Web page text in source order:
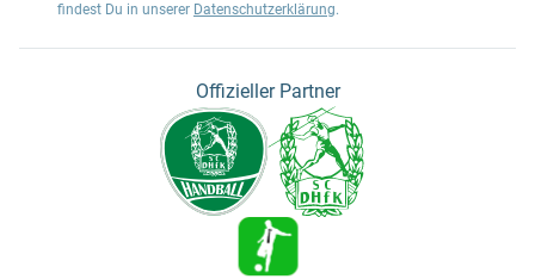
findest Du in unserer Datenschutzerklärung.
Offizieller Partner